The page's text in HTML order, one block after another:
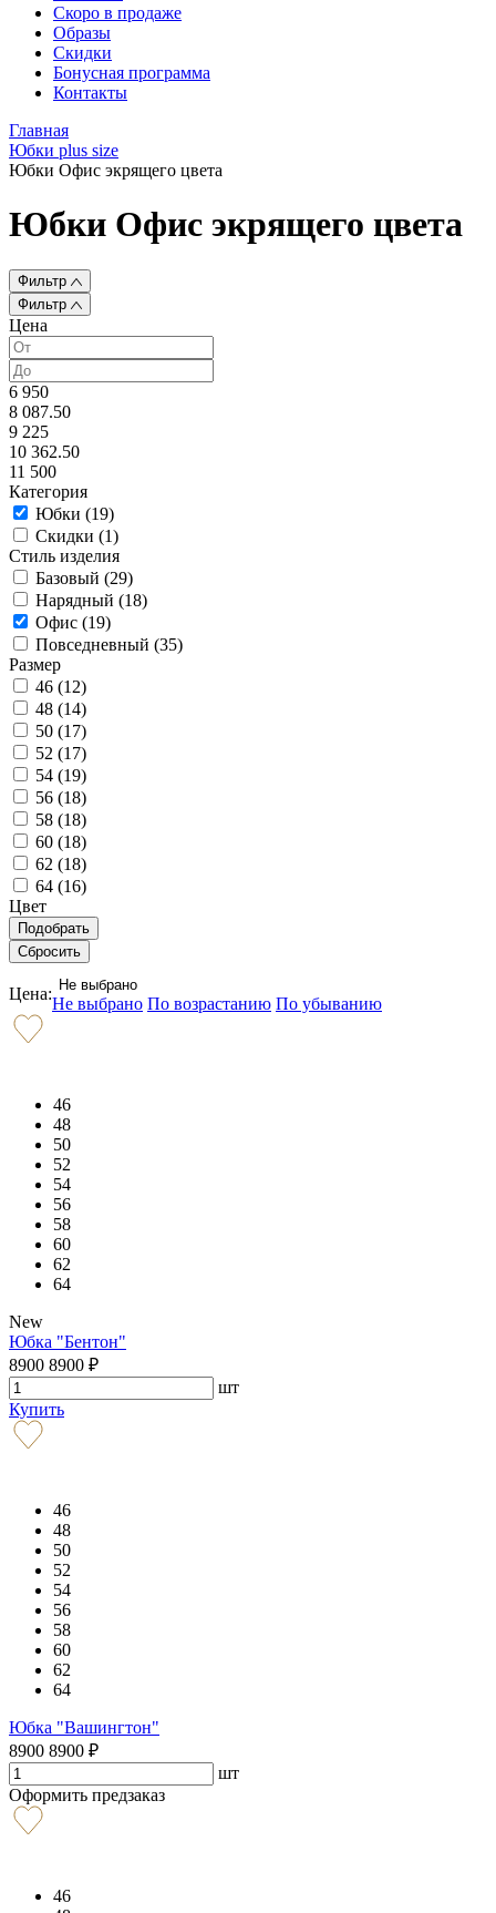
Скоро в продаже
Образы
Скидки
Бонусная программа
Контакты
Главная
Юбки plus size
Юбки Офис экрящего цвета
Юбки Офис экрящего цвета
Фильтр
Фильтр
Цена
6 950
8 087.50
9 225
10 362.50
11 500
Категория
Юбки (19)
Скидки (1)
Стиль изделия
Базовый (29)
Нарядный (18)
Офис (19)
Повседневный (35)
Размер
46 (12)
48 (14)
50 (17)
52 (17)
54 (19)
56 (18)
58 (18)
60 (18)
62 (18)
64 (16)
Цвет
Цена: Не выбрано
Не выбрано По возрастанию По убыванию
46
48
50
52
54
56
58
60
62
64
New
Юбка "Бентон"
8900 8900 ₽
шт
Купить
46
48
50
52
54
56
58
60
62
64
Юбка "Вашингтон"
8900 8900 ₽
шт
Оформить предзаказ
46